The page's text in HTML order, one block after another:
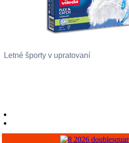
Letné športy v upratovaní